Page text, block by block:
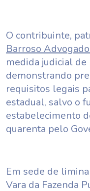
O contribuinte,
Barroso
medida judicial de
demonstrando
requisitos legais
estadual, salvo o
estabelecimento
quarenta pelo
Em sede de
Vara da Fazenda